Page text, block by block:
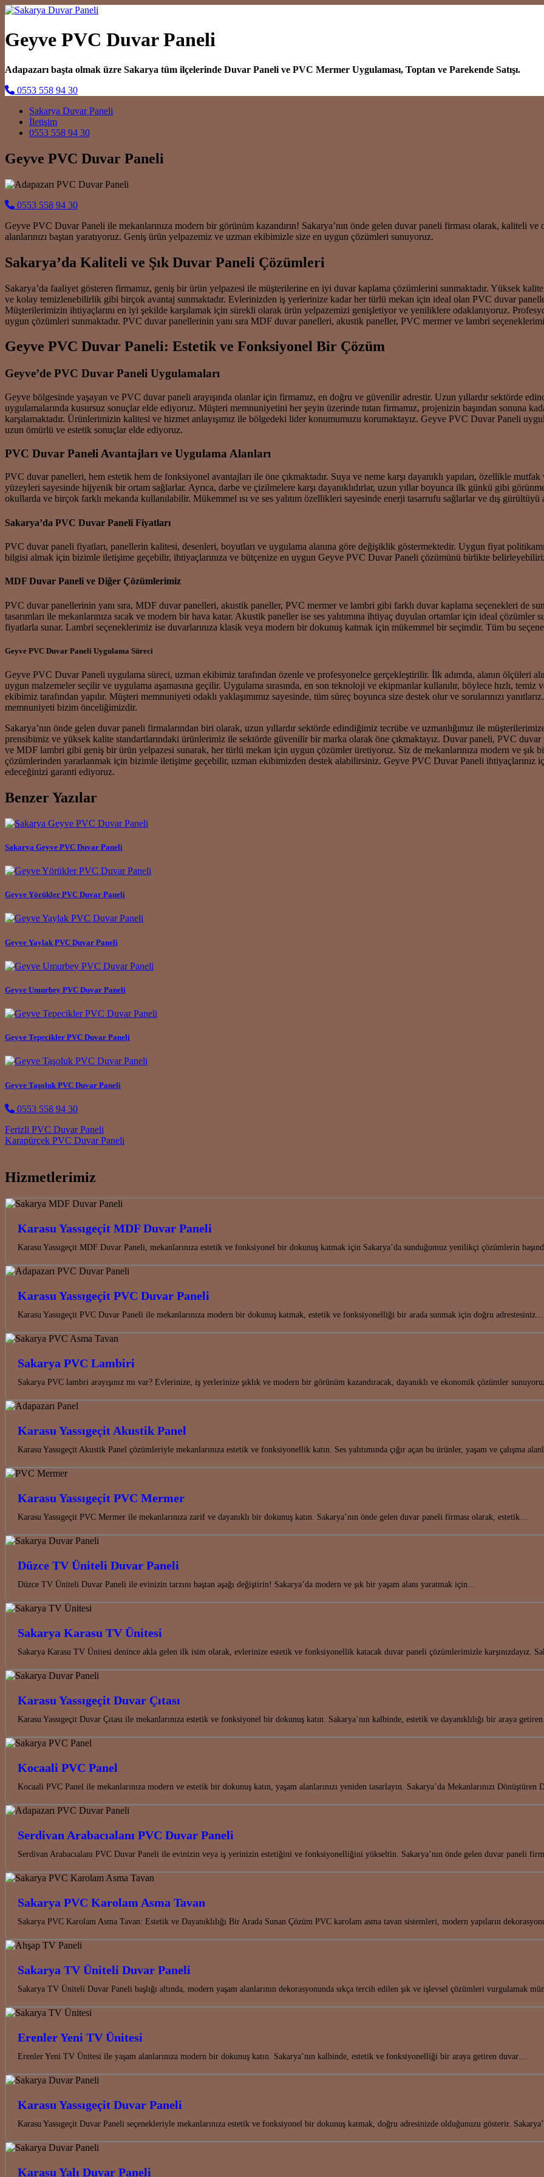
Geyve PVC Duvar Paneli
Adapazarı başta olmak üzre Sakarya tüm ilçelerinde Duvar Paneli ve PVC Mermer Uygulaması, Toptan ve Parekende Satışı.
0553 558 94 30
Main Navigation
Sakarya Duvar Paneli
İletişim
0553 558 94 30
Geyve PVC Duvar Paneli
0553 558 94 30
Geyve PVC Duvar Paneli ile mekanlarınıza modern bir görünüm kazandırın! Sakarya’nın önde gelen duvar paneli firması olarak, kaliteli
alanlarınızı baştan yaratıyoruz. Geniş ürün yelpazemiz ve uzman ekibimizle size en uygun çözümleri sunuyoruz.
Sakarya’da Kaliteli ve Şık Duvar Paneli Çözümleri
Sakarya’da faaliyet gösteren firmamız, geniş bir ürün yelpazesi ile müşterilerine en iyi duvar kaplama çözümlerini sunmaktadır. Yüksek
ve kolay temizlenebilirlik gibi birçok avantaj sunmaktadır. Evlerinizden iş yerlerinize kadar her türlü mekan için ideal olan PVC duvar
Müşterilerimizin ihtiyaçlarını en iyi şekilde karşılamak için sürekli olarak ürün yelpazemizi genişletiyor ve yeniliklere odaklanıyoruz.
uygun çözümleri sunmaktadır. PVC duvar panellerinin yanı sıra MDF duvar panelleri, akustik paneller, PVC mermer ve lambri
Geyve PVC Duvar Paneli: Estetik ve Fonksiyonel Bir Çözüm
Geyve’de PVC Duvar Paneli Uygulamaları
Geyve bölgesinde yaşayan ve PVC duvar paneli arayışında olanlar için firmamız, en doğru ve güvenilir adrestir. Uzun yıllardır sektörde
uygulamalarında kusursuz sonuçlar elde ediyoruz. Müşteri memnuniyetini her şeyin üzerinde tutan firmamız, projenizin başından sonuna
karşılamaktadır. Ürünlerimizin kalitesi ve hizmet anlayışımız ile bölgedeki lider konumumuzu korumaktayız. Geyve PVC Duvar Paneli
uzun ömürlü ve estetik sonuçlar elde ediyoruz.
PVC Duvar Paneli Avantajları ve Uygulama Alanları
PVC duvar panelleri, hem estetik hem de fonksiyonel avantajları ile öne çıkmaktadır. Suya ve neme karşı dayanıklı yapıları, özellikle
yüzeyleri sayesinde hijyenik bir ortam sağlarlar. Ayrıca, darbe ve çizilmelere karşı dayanıklıdırlar, uzun yıllar boyunca ilk günkü gibi
okullarda ve birçok farklı mekanda kullanılabilir. Mükemmel ısı ve ses yalıtım özellikleri sayesinde enerji tasarrufu sağlarlar ve dış gürültüyü
Sakarya’da PVC Duvar Paneli Fiyatları
PVC duvar paneli fiyatları, panellerin kalitesi, desenleri, boyutları ve uygulama alanına göre değişiklik göstermektedir. Uygun fiyat
bilgisi almak için bizimle iletişime geçebilir, ihtiyaçlarınıza ve bütçenize en uygun Geyve PVC Duvar Paneli çözümünü birlikte
MDF Duvar Paneli ve Diğer Çözümlerimiz
PVC duvar panellerinin yanı sıra, MDF duvar panelleri, akustik paneller, PVC mermer ve lambri gibi farklı duvar kaplama seçenekleri de
tasarımları ile mekanlarınıza sıcak ve modern bir hava katar. Akustik paneller ise ses yalıtımına ihtiyaç duyulan ortamlar için ideal
fiyatlarla sunar. Lambri seçeneklerimiz ise duvarlarınıza klasik veya modern bir dokunuş katmak için mükemmel bir seçimdir. Tüm bu
Geyve PVC Duvar Paneli Uygulama Süreci
Geyve PVC Duvar Paneli uygulama süreci, uzman ekibimiz tarafından özenle ve profesyonelce gerçekleştirilir. İlk adımda, alanın ölçüleri
uygun malzemeler seçilir ve uygulama aşamasına geçilir. Uygulama sırasında, en son teknoloji ve ekipmanlar kullanılır, böylece hızlı,
ekibimiz tarafından yapılır. Müşteri memnuniyeti odaklı yaklaşımımız sayesinde, tüm süreç boyunca size destek olur ve sorularınızı
memnuniyeti bizim önceliğimizdir.
Sakarya’nın önde gelen duvar paneli firmalarından biri olarak, uzun yıllardır sektörde edindiğimiz tecrübe ve uzmanlığımız ile
prensibimiz ve yüksek kalite standartlarındaki ürünlerimiz ile sektörde güvenilir bir marka olarak öne çıkmaktayız. Duvar paneli, PVC
ve MDF lambri gibi geniş bir ürün yelpazesi sunarak, her türlü mekan için uygun çözümler üretiyoruz. Siz de mekanlarınıza modern ve şık
çözümlerinden yararlanmak için bizimle iletişime geçebilir, uzman ekibimizden destek alabilirsiniz. Geyve PVC Duvar Paneli ihtiyaçlarınız
edeceğinizi garanti ediyoruz.
Benzer Yazılar
Sakarya Geyve PVC Duvar Paneli
Geyve Yörükler PVC Duvar Paneli
Geyve Yaylak PVC Duvar Paneli
Geyve Umurbey PVC Duvar Paneli
Geyve Tepecikler PVC Duvar Paneli
Geyve Taşoluk PVC Duvar Paneli
0553 558 94 30
Post navigation
Ferizli PVC Duvar Paneli
Karapürçek PVC Duvar Paneli
Hizmetlerimiz
Karasu Yassıgeçit MDF Duvar Paneli
Karasu Yassıgeçit MDF Duvar Paneli, mekanlarınıza estetik ve fonksiyonel bir dokunuş katmak için Sakarya’da sunduğumuz yenilikçi çözümlerin
Karasu Yassıgeçit PVC Duvar Paneli
Karasu Yassıgeçit PVC Duvar Paneli ile mekanlarınıza modern bir dokunuş katmak, estetik ve fonksiyonelliği bir arada sunmak için doğru adrestesiniz.…
Sakarya PVC Lambiri
Sakarya PVC lambri arayışınız mı var? Evlerinize, iş yerlerinize şıklık ve modern bir görünüm kazandıracak, dayanıklı ve ekonomik çözümler
Karasu Yassıgeçit Akustik Panel
Karasu Yassıgeçit Akustik Panel çözümleriyle mekanlarınıza estetik ve fonksiyonellik katın. Ses yalıtımında çığır açan bu ürünler, yaşam ve çalışma
Karasu Yassıgeçit PVC Mermer
Karasu Yassıgeçit PVC Mermer ile mekanlarınıza zarif ve dayanıklı bir dokunuş katın. Sakarya’nın önde gelen duvar paneli firması olarak, estetik…
Düzce TV Üniteli Duvar Paneli
Düzce TV Üniteli Duvar Paneli ile evinizin tarzını baştan aşağı değiştirin! Sakarya’da modern ve şık bir yaşam alanı yaratmak için…
Sakarya Karasu TV Ünitesi
Sakarya Karasu TV Ünitesi denince akla gelen ilk isim olarak, evlerinize estetik ve fonksiyonellik katacak duvar paneli çözümlerimizle karşınızdayız.
Karasu Yassıgeçit Duvar Çıtası
Karasu Yassıgeçit Duvar Çıtası ile mekanlarınıza estetik ve fonksiyonel bir dokunuş katın. Sakarya’nın kalbinde, estetik ve dayanıklılığı bir araya
Kocaali PVC Panel
Kocaali PVC Panel ile mekanlarınıza modern ve estetik bir dokunuş katın, yaşam alanlarınızı yeniden tasarlayın. Sakarya’da Mekanlarınızı Dönüştüren
Serdivan Arabacıalanı PVC Duvar Paneli
Serdivan Arabacıalanı PVC Duvar Paneli ile evinizin veya iş yerinizin estetiğini ve fonksiyonelliğini yükseltin. Sakarya’nın önde gelen duvar paneli
Sakarya PVC Karolam Asma Tavan
Sakarya PVC Karolam Asma Tavan: Estetik ve Dayanıklılığı Bir Arada Sunan Çözüm PVC karolam asma tavan sistemleri, modern yapıların
Sakarya TV Üniteli Duvar Paneli
Sakarya TV Üniteli Duvar Paneli başlığı altında, modern yaşam alanlarının dekorasyonunda sıkça tercih edilen şık ve işlevsel çözümleri vurgulamak
Erenler Yeni TV Ünitesi
Erenler Yeni TV Ünitesi ile yaşam alanlarınıza modern bir dokunuş katın. Sakarya’nın kalbinde, estetik ve fonksiyonelliği bir araya getiren duvar…
Karasu Yassıgeçit Duvar Paneli
Karasu Yassıgeçit Duvar Paneli seçenekleriyle mekanlarınıza estetik ve fonksiyonel bir dokunuş katmak, doğru adresinizde olduğunuzu gösterir.
Karasu Yalı Duvar Paneli